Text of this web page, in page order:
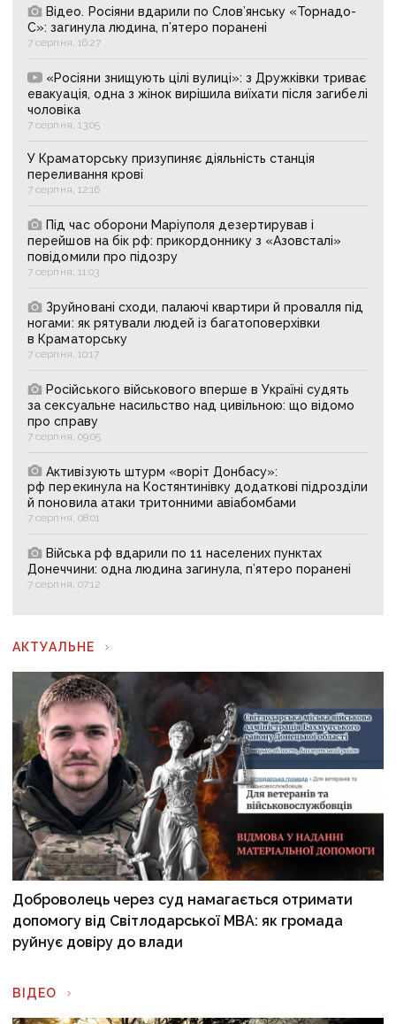
Відео. Росіяни вдарили по Слов’янську «Торнадо-
С»: загинула людина, п’ятеро поранені
7 серпня, 16:27
«Росіяни знищують цілі вулиці»: з Дружківки триває
евакуація, одна з жінок вирішила виїхати після загибелі
чоловіка
7 серпня, 13:05
У Краматорську призупиняє діяльність станція
переливання крові
7 серпня, 12:16
Під час оборони Маріуполя дезертирував і
перейшов на бік рф: прикордоннику з «Азовсталі»
повідомили про підозру
7 серпня, 11:03
Зруйновані сходи, палаючі квартири й провалля під
ногами: як рятували людей із багатоповерхівки
в Краматорську
7 серпня, 10:17
Російського військового вперше в Україні судять
за сексуальне насильство над цивільною: що відомо
про справу
7 серпня, 09:05
Активізують штурм «воріт Донбасу»:
рф перекинула на Костянтинівку додаткові підрозділи
й поновила атаки тритонними авіабомбами
7 серпня, 08:01
Війська рф вдарили по 11 населених пунктах
Донеччини: одна людина загинула, п’ятеро поранені
7 серпня, 07:12
АКТУАЛЬНЕ
Доброволець через суд намагається отримати
допомогу від Світлодарської МВА: як громада
руйнує довіру до влади
ВІДЕО